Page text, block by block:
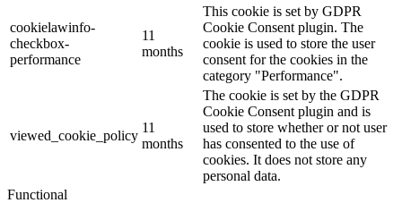
cookielawinfo-
checkbox-
performance
11
months
This cookie is set by GDPR
Cookie Consent plugin. The
cookie is used to store the user
consent for the cookies in the
category "Performance".
viewed_cookie_policy
11
months
The cookie is set by the GDPR
Cookie Consent plugin and is
used to store whether or not user
has consented to the use of
cookies. It does not store any
personal data.
Functional